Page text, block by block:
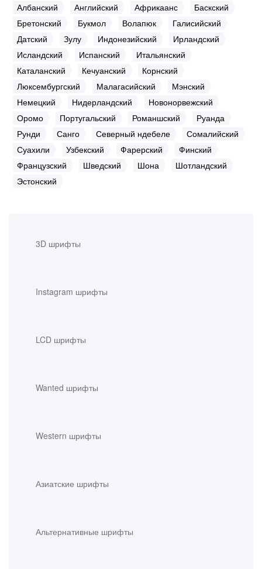
3D шрифты
Instagram шрифты
LCD шрифты
Wanted шрифты
Western шрифты
Азиатские шрифты
Альтернативные шрифты
Албанский Английский Африкаанс
Баскский
Бретонский
Букмол Волапюк
Галисийский
Датский
Зулу Индонезийский
Ирландский
Исландский
Испанский
Итальянский
Каталанский
Кечуанский
Корнский
Люксембургский
Малагасийский
Мэнский
Немецкий
Нидерландский
Новонорвежский
Оромо
Португальский Романшский
Руанда
Рунди
Санго Северный ндебеле
Сомалийский
Суахили
Узбекский Фарерский
Финский
Французский
Шведский Шона
Шотландский
Эстонский